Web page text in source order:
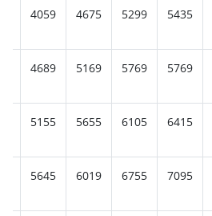
4059 4675 5299 5435
4689 5169 5769 5769
5155 5655 6105 6415
5645 6019 6755 7095